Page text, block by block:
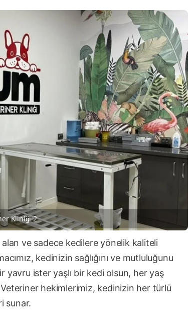
Kliniği 2
alan ve sadece kedilere yönelik kaliteli
kedinizin sağlığını ve mutluluğunu
yavru ister yaşlı bir kedi olsun, her yaş
hekimlerimiz, kedinizin her türlü
sunar.